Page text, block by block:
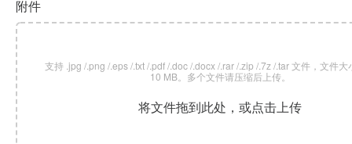
附件
支持 .jpg /.png /.eps /.txt /.pdf /.doc /.docx /.rar /.zip /.7z /.tar 文件，文件大
10 MB。多个文件请压缩后上传。
将文件拖到此处，或点击上传